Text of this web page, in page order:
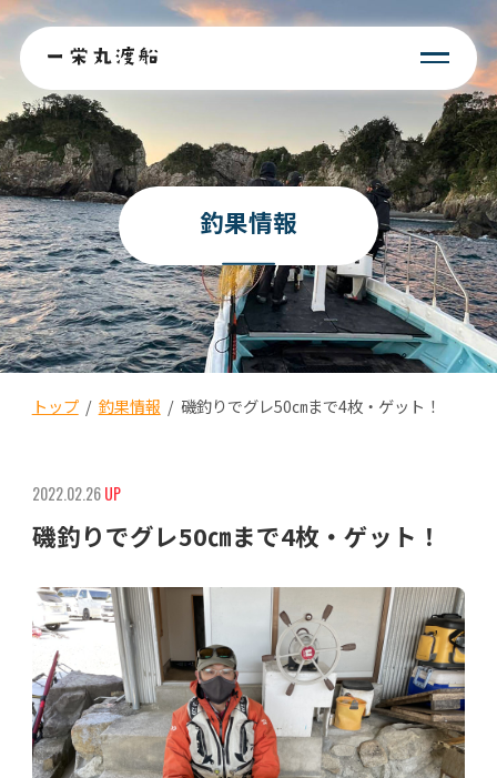
釣果情報
トップ/ 釣果情報 / 磯釣りでグレ50㎝まで4枚・ゲット！
2022.02.26UP
磯釣りでグレ50㎝まで4枚・ゲット！